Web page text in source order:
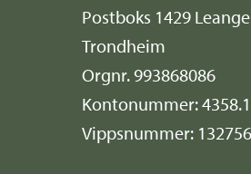
Postboks 1429
Trondheim
Orgnr. 993868086
Kontonummer:
Vippsnummer: 132756